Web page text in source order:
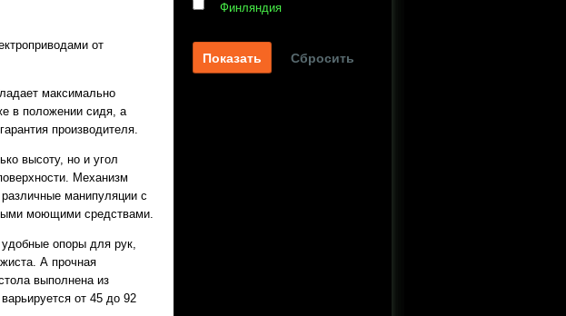
от
максимально
в положении сидя, а
производителя.
высоту, но и угол
Механизм
манипуляции с
моющими средствами.
опоры для рук,
А прочная
выполнена из
от 45 до 92
Финляндия
Сбросить